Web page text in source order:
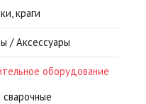
краги
/ Аксессуары
оборудование